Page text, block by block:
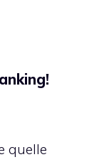
quelle